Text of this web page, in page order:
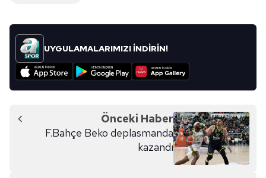
UYGULAMALARIMIZI İNDİRİN!
Önceki Haber
F.Bahçe Beko deplasmanda
kazandı